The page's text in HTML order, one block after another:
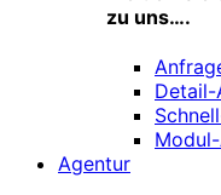
zu uns….
Detail-
Agentur